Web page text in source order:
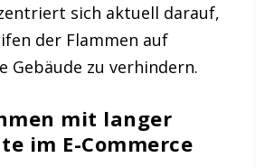
sich aktuell darauf,
der Flammen auf
Gebäude zu verhindern.
mit langer
im E-Commerce